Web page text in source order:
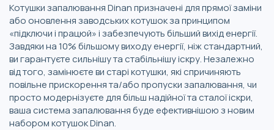
Котушки запалювання Dinan призначені для прямої заміни
або оновлення заводських котушок за принципом
«підключи і працюй» і забезпечують більший вихід енергії.
Завдяки на 10% більшому виходу енергії, ніж стандартний,
ви гарантуєте сильнішу та стабільнішу іскру. Незалежно
від того, замінюєте ви старі котушки, які спричиняють
повільне прискорення та/або пропуски запалювання, чи
просто модернізуєте для більш надійної та сталої іскри,
ваша система запалювання буде ефективнішою з новим
набором котушок Dinan.